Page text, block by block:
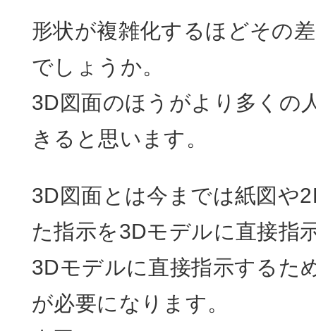
形状が複雑化するほどその
でしょうか。
3D図面のほうがより多くの
きると思います。
3D図面とは今までは紙図や
た指示を3Dモデルに直接指
3Dモデルに直接指示するた
が必要になります。